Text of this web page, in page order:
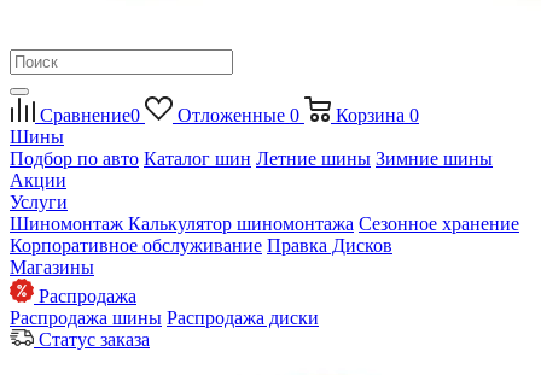
Сравнение0 Отложенные 0 Корзина 0
Шины
Подбор по авто Каталог шин Летние шины Зимние шины
Акции
Услуги
Шиномонтаж Калькулятор шиномонтажа Сезонное хранение
Корпоративное обслуживание Правка Дисков
Магазины
Распродажа
Распродажа шины Распродажа диски
Статус заказа